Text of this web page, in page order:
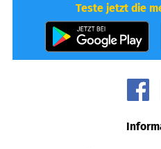
Teste jetzt die